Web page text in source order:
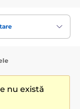
nu există